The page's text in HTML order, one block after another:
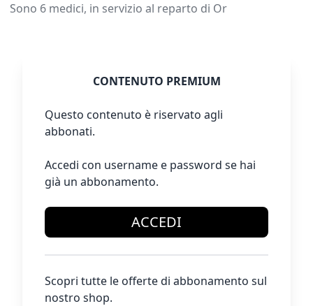
Sono 6 medici, in servizio al reparto di Or
CONTENUTO PREMIUM
Questo contenuto è riservato agli
abbonati.
Accedi con username e password se hai
già un abbonamento.
ACCEDI
Scopri tutte le offerte di abbonamento sul
nostro shop.